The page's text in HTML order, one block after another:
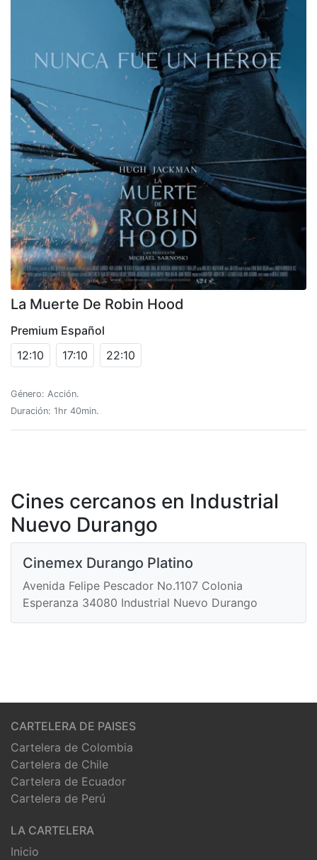
La Muerte De Robin Hood
Premium Español
12:10
17:10 22:10
Género: Acción.
Duración: 1hr 40min.
Cines cercanos en Industrial
Nuevo Durango
Cinemex Durango Platino
Avenida Felipe Pescador No.1107 Colonia
Esperanza 34080 Industrial Nuevo Durango
CARTELERA DE PAISES
Cartelera de Colombia
Cartelera de Chile
Cartelera de Ecuador
Cartelera de Perú
LA CARTELERA
Inicio